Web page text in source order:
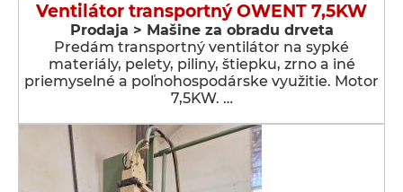
Ventilátor transportný OWENT 7,5KW
Prodaja > Мašine za obradu drveta
Predám transportný ventilátor na sypké
materiály, pelety, piliny, štiepku, zrno a iné
priemyselné a poľnohospodárske využitie. Motor
7,5KW. …